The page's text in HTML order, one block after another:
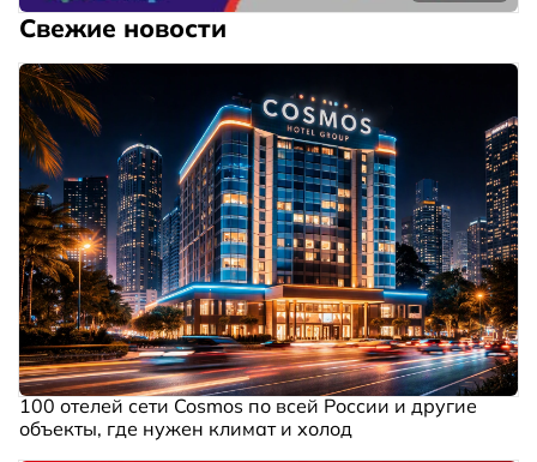
Свежие новости
100 отелей сети Cosmos по всей России и другие
объекты, где нужен климат и холод